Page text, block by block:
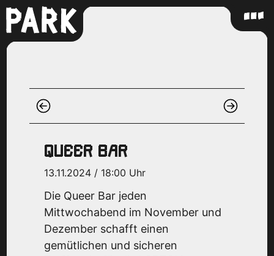
QUEER BAR
13.11.2024 / 18:00 Uhr
Die Queer Bar jeden
Mittwochabend im November und
Dezember schafft einen
gemütlichen und sicheren